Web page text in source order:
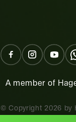
A member of
© Copyright 2026 by